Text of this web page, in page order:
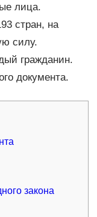
лица.
стран, на
силу.
гражданин.
документа.
закона